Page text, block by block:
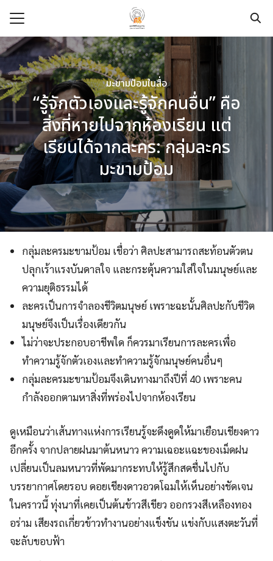
content
Search
for:
มะขามป้อมในสื่อ
“รู้จักตัวเองและรู้จักคนอื่น” คือ
สิ่งที่หายไปจากห้องเรียน แต่
เรียนได้จากละคร: กลุ่มละคร
มะขามป้อม
กลุ่มละครมะขามป้อม เชื่อว่า ศิลปะสามารถสะท้อนตัวตน
ปลุกเร้าแรงบันดาลใจ และกระตุ้นความใส่ใจในมนุษย์และ
ความยุติธรรมได้
ละครเป็นการจำลองชีวิตมนุษย์ เพราะฉะนั้นศิลปะกับชีวิต
มนุษย์จึงเป็นเรื่องเดียวกัน
ไม่ว่าจะประกอบอาชีพใด ก็ควรมาเรียนการละครเพื่อ
ทำความรู้จักตัวเองและทำความรู้จักมนุษย์คนอื่นๆ
กลุ่มละครมะขามป้อมจึงเดินทางมาถึงปีที่ 40 เพราะคน
กำลังออกตามหาสิ่งที่พร่องไปจากห้องเรียน
ดูเหมือนว่าเส้นทางแห่งการเรียนรู้จะดึงดูดให้มาเยือนเชียงดาว
อีกครั้ง จากปลายฝนมาต้นหนาว ความเฉอะแฉะของเม็ดฝน
เปลี่ยนเป็นลมหนาวที่พัดมากระทบให้รู้สึกสดชื่นไปกับ
บรรยากาศโดยรอบ ดอยเชียงดาวอวดโฉมให้เห็นอย่างชัดเจน
ในคราวนี้ ทุ่งนาที่เคยเป็นต้นข้าวสีเขียว ออกรวงสีเหลืองทอง
อร่าม เสียงรถเกี่ยวข้าวทำงานอย่างแข็งขัน แข่งกับแสงตะวันที่
จะลับขอบฟ้า